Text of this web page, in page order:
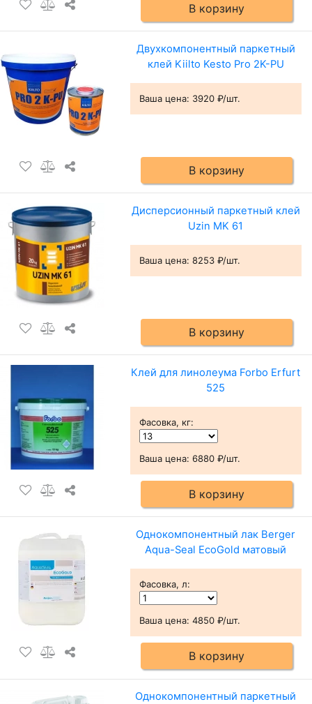
В корзину
Двухкомпонентный паркетный
клей Kiilto Kesto Pro 2K-PU
Ваша цена: 3920 ₽/шт.
В корзину
Дисперсионный паркетный клей
Uzin MK 61
Ваша цена: 8253 ₽/шт.
В корзину
Клей для линолеума Forbo Erfurt
525
Фасовка, кг:
Ваша цена: 6880 ₽/шт.
В корзину
Однокомпонентный лак Berger
Aqua-Seal EcoGold матовый
Фасовка, л:
Ваша цена: 4850 ₽/шт.
В корзину
Однокомпонентный паркетный